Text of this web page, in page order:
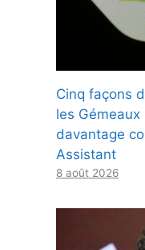
Cinq façons
les
davantage
Assistant
8 août 2026